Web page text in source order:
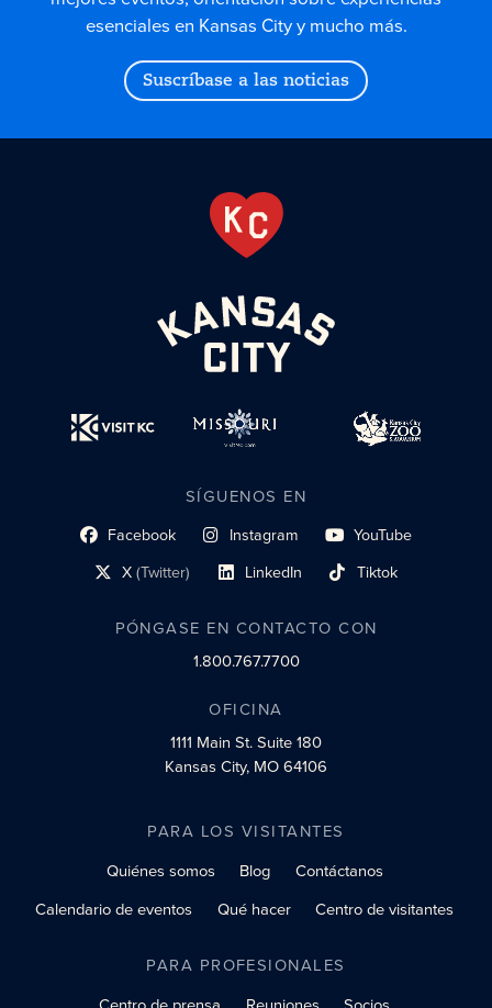
esenciales en Kansas City y mucho más.
Suscríbase a las noticias
SÍGUENOS EN
Facebook
enlace al perfil social Instagram
enlace de perfil social YouTube
enlace de perfil social
X(Twitter)
enlace al perfil social LinkedIn
enlace al perfil social Tiktok
enlace al perfil social
PÓNGASE EN CONTACTO CON
1.800.767.7700
OFICINA
1111 Main St.Suite 180
Kansas City, MO 64106
PARA LOS VISITANTES
Quiénes somos
Blog
Contáctanos
Calendario de eventos
Qué hacer Centro de visitantes
PARA PROFESIONALES